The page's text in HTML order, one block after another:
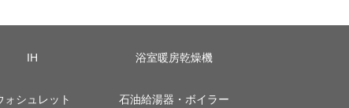
IH 浴室暖房乾燥機
ォシュレット 石油給湯器・ボイラー